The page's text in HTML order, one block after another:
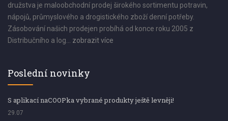
družstva je maloobchodní prodej širokého sortimentu potravin,
nápojů, průmyslového a drogistického zboží denní potřeby.
Zásobování našich prodejen probíhá od konce roku 2005 z
Distribučního a log... zobrazit více
Poslední novinky
S aplikací naCOOPka vybrané produkty ještě levněji!
29.07